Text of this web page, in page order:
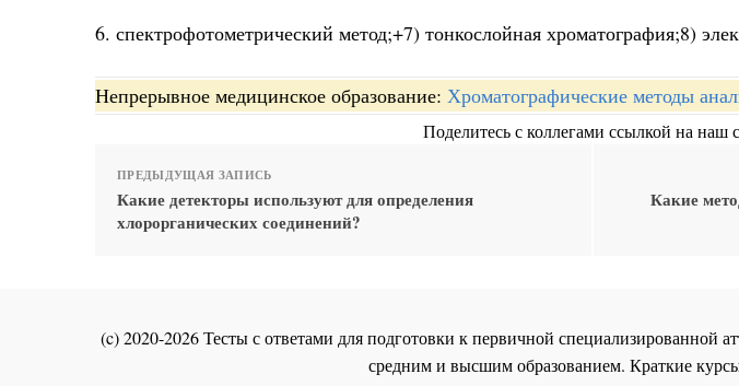
6. спектрофотометрический метод;+7) тонкослойная хроматография;8)
Непрерывное медицинское образование: Хроматографические методы
Поделитесь с коллегами ссылкой на наш
ПРЕДЫДУЩАЯ ЗАПИСЬ
Какие детекторы используют для определения
хлорорганических соединений?
Какие
(c) 2020-2026 Тесты с ответами для подготовки к первичной
средним и высшим образованием. Краткие